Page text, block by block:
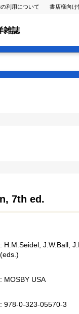
利用について 書店様向け
雑誌
7th ed.
: H.M.Seidel, J.W.Ball,
(eds.)
: MOSBY USA
: 978-0-323-05570-3